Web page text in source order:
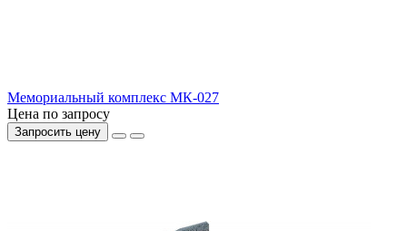
Мемориальный комплекс МК-027
Цена по запросу
Запросить цену